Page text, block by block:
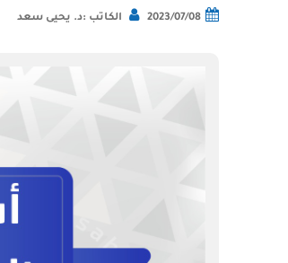
2023/07/08 الكاتب :د. يحيى سعد